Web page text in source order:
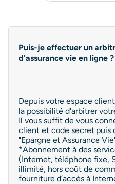
Puis-je effectuer un
d'assurance vie en ligne ?
Depuis votre espace
la possibilité d'arbitrer
Il vous suffit de vous
client et code secret puis
"Epargne et Assurance
*Abonnement à des
(Internet, téléphone fixe,
illimité, hors coût de
fourniture d’accès à